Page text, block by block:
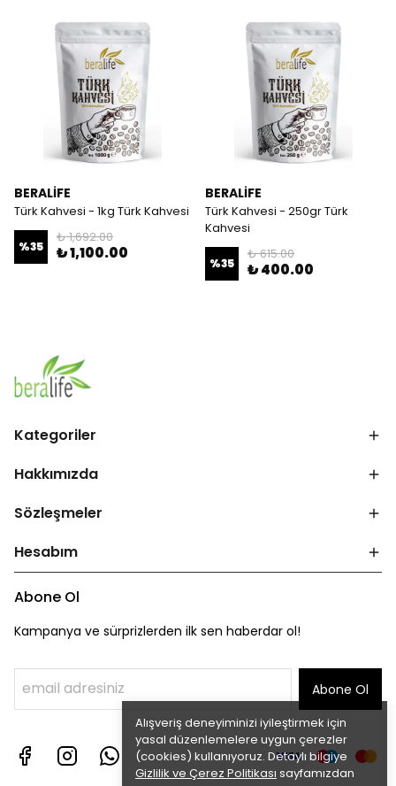
Alışveriş deneyiminizi iyileştirmek için
yasal düzenlemelere uygun çerezler
(cookies) kullanıyoruz. Detaylı bilgiye
Gizlilik ve Çerez Politikası sayfamızdan
BERALİFE
Türk Kahvesi - 1kg Türk Kahvesi
%35
₺ 1,692.00
₺ 1,100.00
BERALİFE
Türk Kahvesi - 250gr Türk
Kahvesi
%35
₺ 615.00
₺ 400.00
Kategoriler
Hakkımızda
Sözleşmeler
Hesabım
Abone Ol
Kampanya ve sürprizlerden ilk sen haberdar ol!
Abone Ol